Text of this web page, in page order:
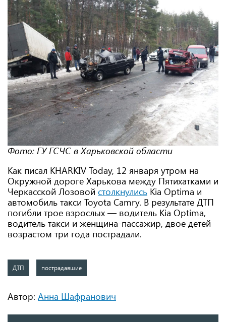
Фото: ГУ ГСЧС в Харьковской области
Как писал KHARKIV Today, 12 января утром на
Окружной дороге Харькова между Пятихатками и
Черкасской Лозовой столкнулись Kia Optima и
автомобиль такси Toyota Camry. В результате ДТП
погибли трое взрослых — водитель Kia Optima,
водитель такси и женщина-пассажир, двое детей
возрастом три года пострадали.
ДТП пострадавшие
Автор: Анна Шафранович